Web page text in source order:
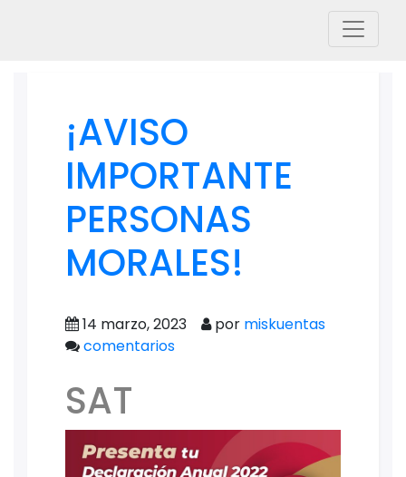
¡AVISO
IMPORTANTE
PERSONAS
MORALES!
14 marzo, 2023 por miskuentas
comentarios
SAT